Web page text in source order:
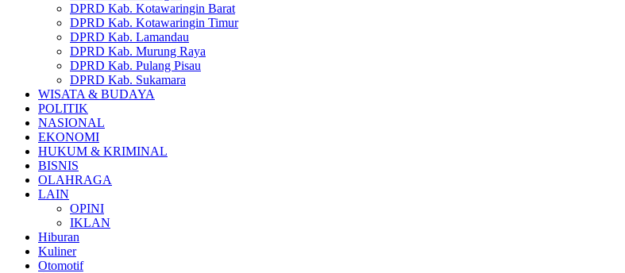
DPRD Kab. Kotawaringin Barat
DPRD Kab. Kotawaringin Timur
DPRD Kab. Lamandau
DPRD Kab. Murung Raya
DPRD Kab. Pulang Pisau
DPRD Kab. Sukamara
WISATA & BUDAYA
POLITIK
NASIONAL
EKONOMI
HUKUM & KRIMINAL
BISNIS
OLAHRAGA
LAIN
OPINI
IKLAN
Hiburan
Kuliner
Otomotif